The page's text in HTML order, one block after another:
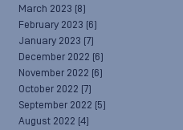
March 2023 (8)
February 2023 (6)
January 2023 (7)
December 2022 (6)
November 2022 (6)
October 2022 (7)
September 2022 (5)
August 2022 (4)